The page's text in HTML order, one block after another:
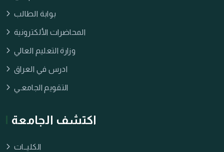
بوابة الطالب
المحاضرات الألكترونية
وزارة التعليم العالي
ادرس في العراق
التقويم الجامعـي
اكتشف الجامعة
الكليــات